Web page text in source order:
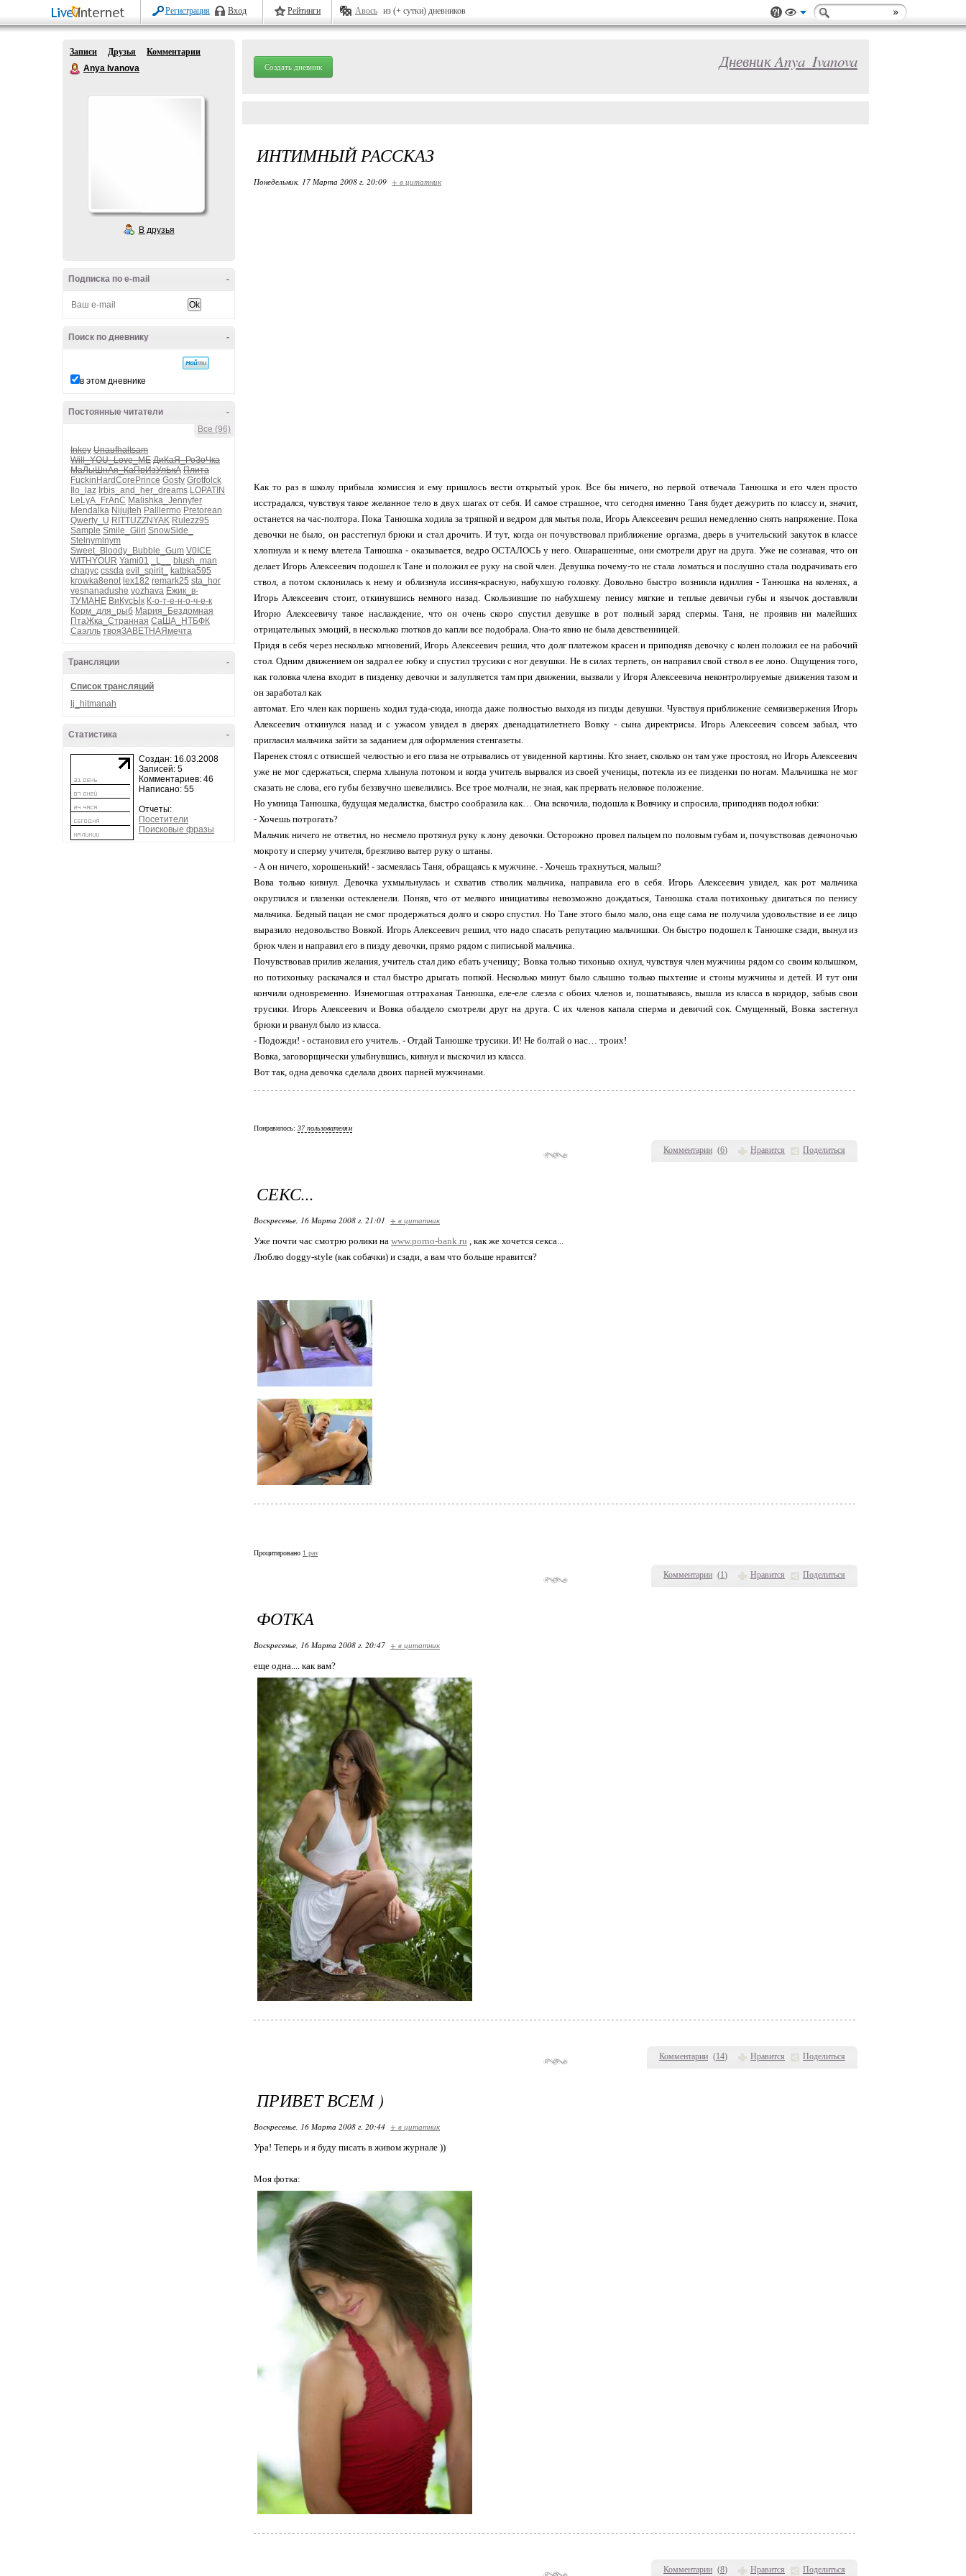
Регистрация Вход Рейтинги Авось из (+ сутки) дневников
Записи Друзья
Комментарии
Anya Ivanova
В друзья
-
Подписка по e-mail
-
Поиск по дневнику
в этом дневнике
-
Постоянные читатели
Все (96)
Inkey Unaufhaltsam
Will_YOU_Love_ME ДиКаЯ_РоЗоЧка
МаЛыШнАя_КаПрИзУлЬкА Плита
FuckinHardCorePrince Gosty Grotfolck
Ilo_laz Irbis_and_her_dreams LOPATIN
LeLyA_FrAnC Malishka_Jennyfer
Mendalka Nijujteh Palllermo Pretorean
Qwerty_U RITTUZZNYAK Rulezz95
Sample Smile_Giirl SnowSide_
Stelnymlnym
Sweet_Bloody_Bubble_Gum V0ICE
WITHYOUR Yami01 _L__
blush_man
chapyc cssda evil_spirit_
katbka595
krowka8enot lex182 remark25 sta_hor
vesnanadushe vozhava Ёжик_в-
ТУМАНЕ ВиКусЫк К-о-т-е-н-о-ч-е-к
Корм_для_рыб Мария_Бездомная
ПтаЖка_Странная СаША_НТБФК
Саэлль твояЗАВЕТНАЯмечта
-
Трансляции
Список трансляций
lj_hitmanah
-
Статистика
Создан: 16.03.2008
Записей: 5
Комментариев: 46
Написано: 55
Отчеты:
Посетители
Поисковые фразы
Создать дневник Дневник Anya_Ivanova
Комментарии (6) Нравится Поделиться
ИНТИМНЫЙ РАССКАЗ
Понедельник, 17 Марта 2008 г. 20:09 + в цитатник
Как то раз в школу прибыла комиссия и ему пришлось вести открытый урок. Все бы ничего, но первой отвечала Танюшка и его член просто
исстрадался, чувствуя такое желанное тело в двух шагах от себя. И самое страшное, что сегодня именно Таня будет дежурить по классу и, значит,
останется на час-полтора. Пока Танюшка ходила за тряпкой и ведром для мытья пола, Игорь Алексеевич решил немедленно снять напряжение. Пока
девочки не было, он расстегнул брюки и стал дрочить. И тут, когда он почувствовал приближение оргазма, дверь в учительский закуток в классе
хлопнула и к нему влетела Танюшка - оказывается, ведро ОСТАЛОСЬ у него. Ошарашенные, они смотрели друг на друга. Уже не сознавая, что он
делает Игорь Алексеевич подошел к Тане и положил ее руку на свой член. Девушка почему-то не стала ломаться и послушно стала подрачивать его
ствол, а потом склонилась к нему и облизнула иссиня-красную, набухшую головку. Довольно быстро возникла идиллия - Танюшка на коленях, а
Игорь Алексеевич стоит, откинувшись немного назад. Скользившие по набухшему пенису мягкие и теплые девичьи губы и язычок доставляли
Игорю Алексеевичу такое наслаждение, что он очень скоро спустил девушке в рот полный заряд спермы. Таня, не проявив ни малейших
отрицательных эмоций, в несколько глотков до капли все подобрала. Она-то явно не была девственницей.
Придя в себя через несколько мгновений, Игорь Алексеевич решил, что долг платежом красен и приподняв девочку с колен положил ее на рабочий
стол. Одним движением он задрал ее юбку и спустил трусики с ног девушки. Не в силах терпеть, он направил свой ствол в ее лоно. Ощущения того,
как головка члена входит в пизденку девочки и залупляется там при движении, вызвали у Игоря Алексеевича неконтролируемые движения тазом и
он заработал как
автомат. Его член как поршень ходил туда-сюда, иногда даже полностью выходя из пизды девушки. Чувствуя приближение семяизвержения Игорь
Алексеевич откинулся назад и с ужасом увидел в дверях двенадцатилетнего Вовку - сына директрисы. Игорь Алексеевич совсем забыл, что
пригласил мальчика зайти за заданием для оформления стенгазеты.
Паренек стоял с отвисшей челюстью и его глаза не отрывались от увиденной картины. Кто знает, сколько он там уже простоял, но Игорь Алексеевич
уже не мог сдержаться, сперма хлынула потоком и когда учитель вырвался из своей ученицы, потекла из ее пизденки по ногам. Мальчишка не мог
сказать не слова, его губы беззвучно шевелились. Все трое молчали, не зная, как прервать неловкое положение.
Но умница Танюшка, будущая медалистка, быстро сообразила как… Она вскочила, подошла к Вовчику и спросила, приподняв подол юбки:
- Хочешь потрогать?
Мальчик ничего не ответил, но несмело протянул руку к лону девочки. Осторожно провел пальцем по половым губам и, почувствовав девчоночью
мокроту и сперму учителя, брезгливо вытер руку о штаны.
- А он ничего, хорошенький! - засмеялась Таня, обращаясь к мужчине. - Хочешь трахнуться, малыш?
Вова только кивнул. Девочка ухмыльнулась и схватив стволик мальчика, направила его в себя. Игорь Алексеевич увидел, как рот мальчика
округлился и глазенки остекленели. Поняв, что от мелкого инициативы невозможно дождаться, Танюшка стала потихоньку двигаться по пенису
мальчика. Бедный пацан не смог продержаться долго и скоро спустил. Но Тане этого было мало, она еще сама не получила удовольствие и ее лицо
выразило недовольство Вовкой. Игорь Алексеевич решил, что надо спасать репутацию мальчишки. Он быстро подошел к Танюшке сзади, вынул из
брюк член и направил его в пизду девочки, прямо рядом с пиписькой мальчика.
Почувствовав прилив желания, учитель стал дико ебать ученицу; Вовка только тихонько охнул, чувствуя член мужчины рядом со своим колышком,
но потихоньку раскачался и стал быстро дрыгать попкой. Несколько минут было слышно только пыхтение и стоны мужчины и детей. И тут они
кончили одновременно. Изнемогшая оттраханая Танюшка, еле-еле слезла с обоих членов и, пошатываясь, вышла из класса в коридор, забыв свои
трусики. Игорь Алексеевич и Вовка обалдело смотрели друг на друга. С их членов капала сперма и девичий сок. Смущенный, Вовка застегнул
брюки и рванул было из класса.
- Подожди! - остановил его учитель. - Отдай Танюшке трусики. И! Не болтай о нас… троих!
Вовка, заговорщически улыбнувшись, кивнул и выскочил из класса.
Вот так, одна девочка сделала двоих парней мужчинами.
Понравилось: 37 пользователям
Комментарии (1) Нравится Поделиться
СЕКС...
Воскресенье, 16 Марта 2008 г. 21:01 + в цитатник
Уже почти час смотрю ролики на www.porno-bank.ru , как же хочется секса...
Люблю doggy-style (как собачки) и сзади, а вам что больше нравится?
Процитировано 1 раз
Комментарии (14) Нравится Поделиться
ФОТКА
Воскресенье, 16 Марта 2008 г. 20:47 + в цитатник
еще одна.... как вам?
Комментарии (8) Нравится Поделиться
ПРИВЕТ ВСЕМ )
Воскресенье, 16 Марта 2008 г. 20:44 + в цитатник
Ура! Теперь и я буду писать в живом журнале ))
Моя фотка: